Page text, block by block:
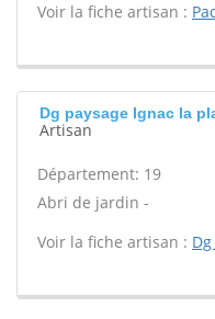
Voir la fiche artisan :
Dg paysage Ignac la
Artisan
Département: 19
Abri de jardin -
Voir la fiche artisan :